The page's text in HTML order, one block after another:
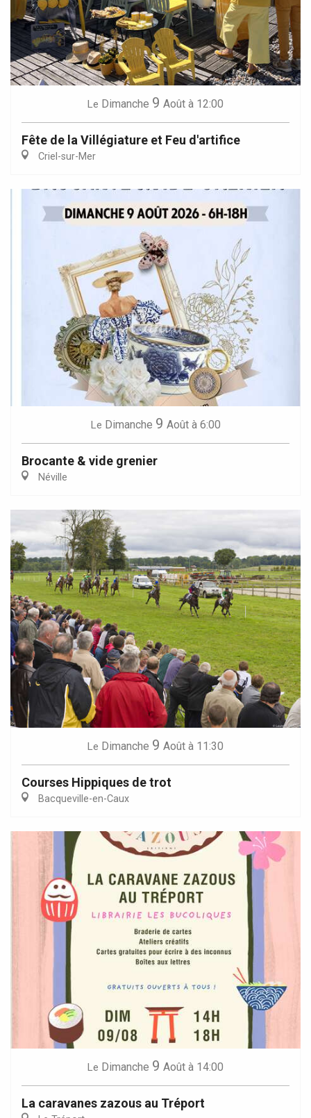
Le Dimanche 9 Août à 12:00
Fête de la Villégiature et Feu d'artifice
Criel-sur-Mer
Le Dimanche 9 Août à 6:00
Brocante & vide grenier
Néville
Le Dimanche 9 Août à 11:30
Courses Hippiques de trot
Bacqueville-en-Caux
Le Dimanche 9 Août à 14:00
La caravanes zazous au Tréport